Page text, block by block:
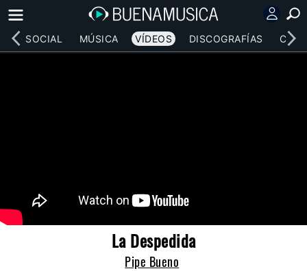
RED SOCIAL MÚSICA VÍDEOS DISCOGRAFÍAS
La Despedida
Pipe Bueno